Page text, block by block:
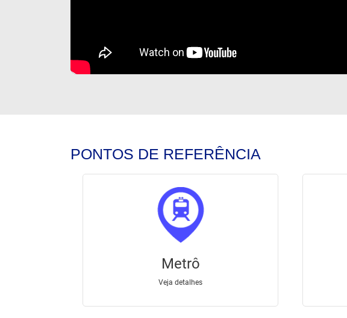
PONTOS DE REFERÊNCIA